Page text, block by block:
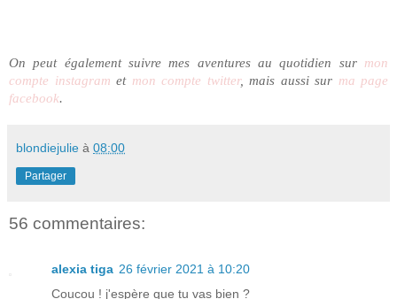
On peut également suivre mes aventures au quotidien sur mon
compte instagram et mon compte twitter, mais aussi sur ma page
facebook.
blondiejulie à 08:00
Partager
56 commentaires:
alexia tiga 26 février 2021 à 10:20
Coucou ! j'espère que tu vas bien ?